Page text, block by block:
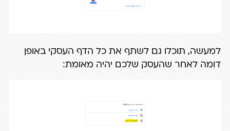
למעשה, תוכלו גם לשתף את כל הדף העסקי באופן
דומה לאחר שהעסק שלכם יהיה מאומת: